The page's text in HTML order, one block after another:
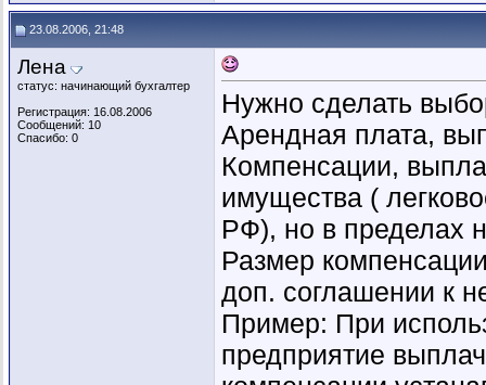
23.08.2006, 21:48
Лена
статус: начинающий бухгалтер
Регистрация: 16.08.2006
Сообщений: 10
Спасибо: 0
Нужно сделать
Арендная плата,
Компенсации,
имущества (
РФ), но в пределах
Размер
доп. соглашении к
Пример: При
предприятие